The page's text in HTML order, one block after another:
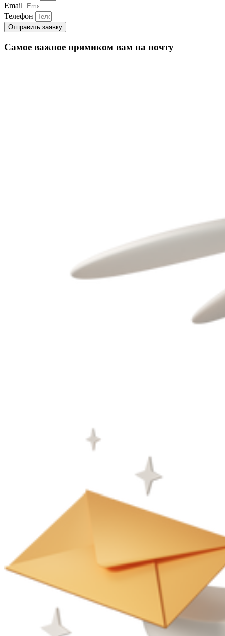
Email
Телефон
Отправить заявку
Самое важное прямиком вам на почту